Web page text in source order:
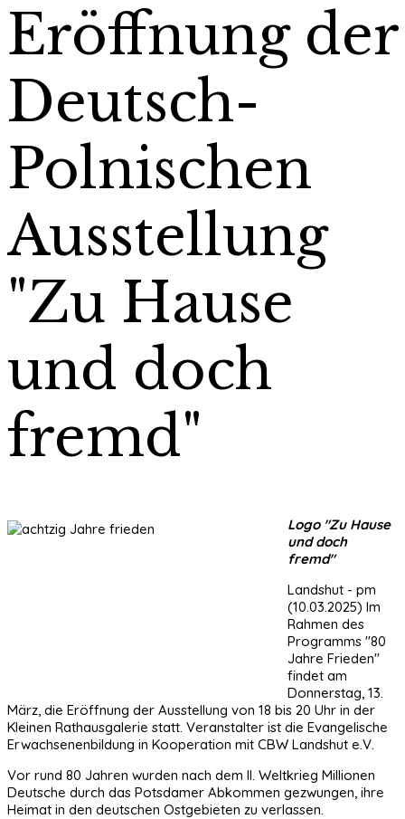
Eröffnung der
Deutsch-
Polnischen
Ausstellung
"Zu Hause
und doch
fremd"
Logo "Zu Hause
und doch
fremd"
Landshut - pm
(10.03.2025) Im
Rahmen des
Programms "80
Jahre Frieden"
findet am
Donnerstag, 13.
März, die Eröffnung der Ausstellung von 18 bis 20 Uhr in der
Kleinen Rathausgalerie statt. Veranstalter ist die Evangelische
Erwachsenenbildung in Kooperation mit CBW Landshut e.V.
Vor rund 80 Jahren wurden nach dem II. Weltkrieg Millionen
Deutsche durch das Potsdamer Abkommen gezwungen, ihre
Heimat in den deutschen Ostgebieten zu verlassen.